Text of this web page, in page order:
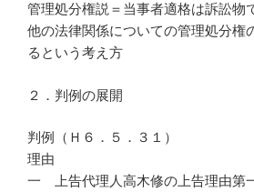
管理処分権説＝当事者適格は訴訟物
他の法律関係についての管理処分権
るという考え方
２．判例の展開
判例（Ｈ６．５．３１）
理由
一 上告代理人高木修の上告理由第